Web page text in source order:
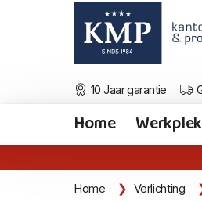
10 Jaar garantie
Home Werkplek
Home Verlichting